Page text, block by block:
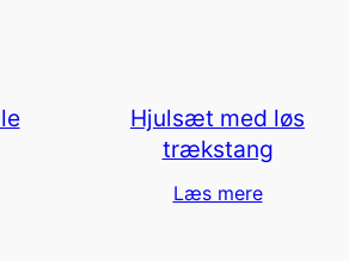
Hjulsæt med løs
trækstang
Læs mere